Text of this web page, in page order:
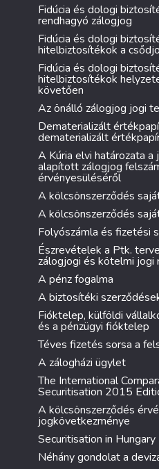
Fidúcia és dologi
rendhagyó zálogjog
Fidúcia és dologi
hitelbiztosítékok a
Fidúcia és dologi
hitelbiztosítékok
követően
Az önálló zálogjog jogi
Dematerializált
dematerializált
A Kúria elvi határozata
alapított zálogjog
érvényesüléséről
A kölcsönszerződés
A kölcsönszerződés
Folyószámla és fizetési
Észrevételek a Ptk.
zálogjogi és kötelmi jogi
A pénz fogalma
A biztosítéki
Fióktelep, külföldi
és a pénzügyi fióktelep
Téves fizetés sorsa a
A zálogházi ügylet
The International
Securitisation 2015
A kölcsönszerződés
jogkövetkezménye
Securitisation in Hungary
Néhány gondolat a